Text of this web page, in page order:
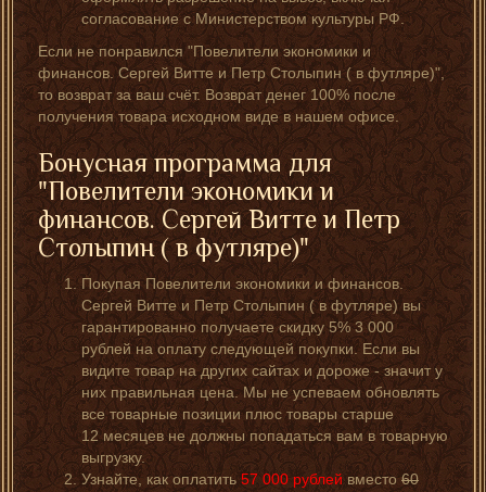
согласование с Министерством культуры РФ.
Если не понравился "Повелители экономики и
финансов. Сергей Витте и Петр Столыпин ( в футляре)",
то возврат за ваш счёт. Возврат денег 100% после
получения товара исходном виде в нашем офисе.
Бонусная программа для
"Повелители экономики и
финансов. Сергей Витте и Петр
Столыпин ( в футляре)"
Покупая Повелители экономики и финансов.
Сергей Витте и Петр Столыпин ( в футляре) вы
гарантированно получаете скидку 5% 3 000
рублей на оплату следующей покупки. Если вы
видите товар на других сайтах и дороже - значит у
них правильная цена. Мы не успеваем обновлять
все товарные позиции плюс товары старше
12 месяцев не должны попадаться вам в товарную
выгрузку.
Узнайте, как оплатить57 000 рублейвместо60